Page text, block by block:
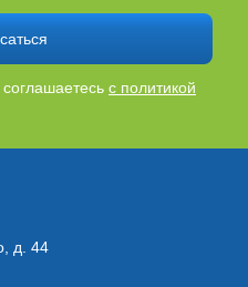
с политикой
д. 44